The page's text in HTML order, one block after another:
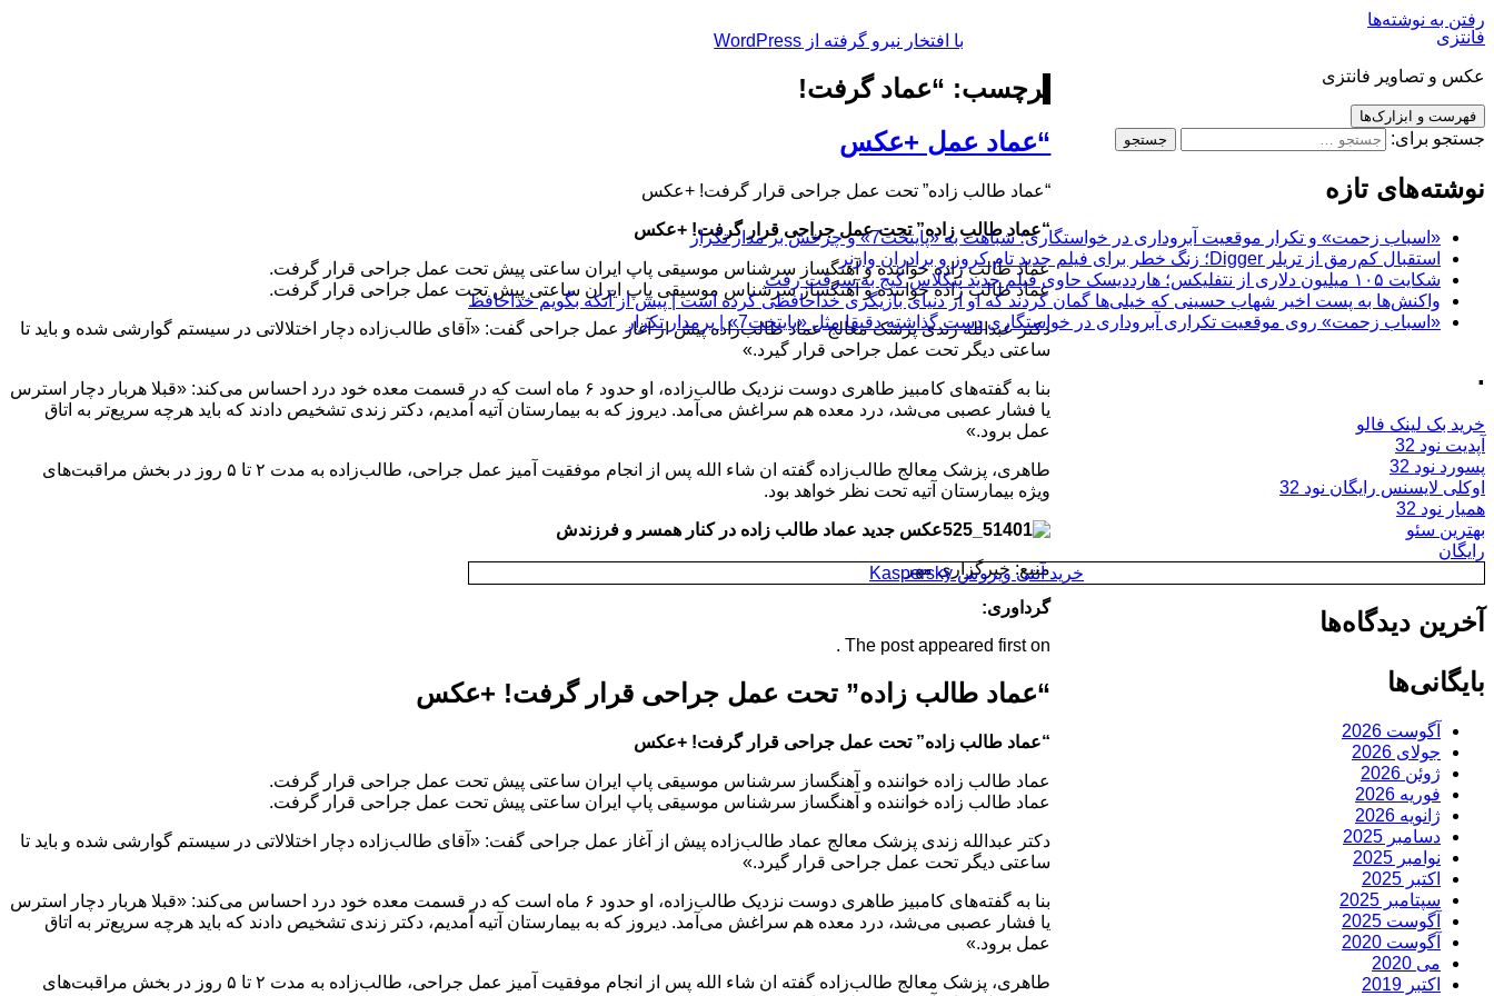
رفتن به نوشته‌ها
فانتزی
عکس و تصاویر فانتزی
فهرست و ابزارک‌ها
جستجو برای:
نوشته‌های تازه
«اسباب زحمت» و تکرار موقعیت آبروداری در خواستگاری؛ شباهت به «پایتخت7» و چرخش بر مدار تکرار
استقبال کم‌رمق از تریلر Digger؛ زنگ خطر برای فیلم جدید تام کروز و برادران وارنر
شکایت ۱۰۵ میلیون دلاری از نتفلیکس؛ هارددیسک حاوی فیلم جدید نیکلاس کیج به سرقت رفت
واکنش‌ها به پست اخیر شهاب حسینی که خیلی‌ها گمان کردند که او از دنیای بازیگری خداحافظی کرده است | پیش از آنکه بگویم خداحافظ
«اسباب زحمت» روی موقعیت تکراری آبروداری در خواستگاری دست گذاشته دقیقا مثل «پایتخت7» | برمدار تکرار
.
خرید بک لینک فالو
آپدیت نود 32
پسورد نود 32
اوکلی لایسنس رایگان نود 32
همیار نود 32
بهترین سئو
رایگان
خرید آنتی ویروس Kaspersky
آخرین دیدگاه‌ها
بایگانی‌ها
آگوست 2026
جولای 2026
ژوئن 2026
فوریه 2026
ژانویه 2026
دسامبر 2025
نوامبر 2025
اکتبر 2025
سپتامبر 2025
آگوست 2025
آگوست 2020
می 2020
اکتبر 2019
برچسب: “عماد گرفت!
“عماد عمل +عکس
“عماد طالب زاده” تحت عمل جراحی قرار گرفت! +عکس
“عماد طالب زاده” تحت عمل جراحی قرار گرفت! +عکس
عماد طالب زاده خواننده و آهنگساز سر‌شناس موسیقی پاپ ایران ساعتی پیش تحت عمل جراحی قرار گرفت.
عماد طالب زاده خواننده و آهنگساز سر‌شناس موسیقی پاپ ایران ساعتی پیش تحت عمل جراحی قرار گرفت.
دکتر عبدالله زندی پزشک معالج عماد طالب‌زاده پیش از آغاز عمل جراحی گفت: «آقای طالب‌زاده دچار اختلالاتی در سیستم گوارشی شده و باید تا
ساعتی دیگر تحت عمل جراحی قرار گیرد.»
بنا به گفته‌های کامبیز طاهری دوست نزدیک طالب‌زاده، او حدود ۶ ماه است که در قسمت معده خود درد احساس می‌کند: «قبلا هربار دچار استرس
یا فشار عصبی می‌شد، درد معده هم سراغش می‌آمد. دیروز که به بیمارستان آتیه آمدیم، دکتر زندی تشخیص دادند که باید هرچه سریع‌تر به اتاق
عمل برود.»
طاهری، پزشک معالج طالب‌زاده گفته ان شاء الله پس از انجام موفقیت آمیز عمل جراحی، طالب‌زاده به مدت ٢ تا ۵ روز در بخش مراقبت‌های
ویژه بیمارستان آتیه تحت نظر خواهد بود.
عکس جدید عماد طالب زاده در کنار همسر و فرزندش
منبع: خبرگزاری مهر
گرداوری:
The post appeared first on .
“عماد طالب زاده” تحت عمل جراحی قرار گرفت! +عکس
“عماد طالب زاده” تحت عمل جراحی قرار گرفت! +عکس
عماد طالب زاده خواننده و آهنگساز سر‌شناس موسیقی پاپ ایران ساعتی پیش تحت عمل جراحی قرار گرفت.
عماد طالب زاده خواننده و آهنگساز سر‌شناس موسیقی پاپ ایران ساعتی پیش تحت عمل جراحی قرار گرفت.
دکتر عبدالله زندی پزشک معالج عماد طالب‌زاده پیش از آغاز عمل جراحی گفت: «آقای طالب‌زاده دچار اختلالاتی در سیستم گوارشی شده و باید تا
ساعتی دیگر تحت عمل جراحی قرار گیرد.»
بنا به گفته‌های کامبیز طاهری دوست نزدیک طالب‌زاده، او حدود ۶ ماه است که در قسمت معده خود درد احساس می‌کند: «قبلا هربار دچار استرس
یا فشار عصبی می‌شد، درد معده هم سراغش می‌آمد. دیروز که به بیمارستان آتیه آمدیم، دکتر زندی تشخیص دادند که باید هرچه سریع‌تر به اتاق
عمل برود.»
طاهری، پزشک معالج طالب‌زاده گفته ان شاء الله پس از انجام موفقیت آمیز عمل جراحی، طالب‌زاده به مدت ٢ تا ۵ روز در بخش مراقبت‌های
با افتخار نیرو گرفته از WordPress